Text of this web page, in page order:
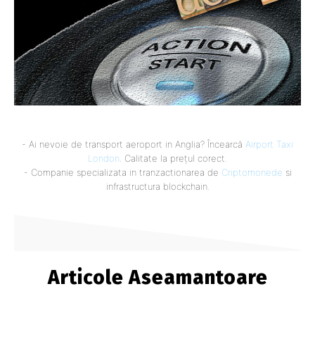
- Ai nevoie de transport aeroport in Anglia? Încearcă Airport Taxi
London. Calitate la prețul corect.
- Companie specializata in tranzactionarea de Criptomonede si
infrastructura blockchain.
Articole Aseamantoare